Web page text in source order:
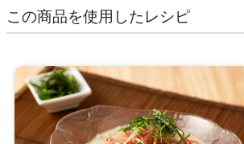
この商品を使用したレシピ